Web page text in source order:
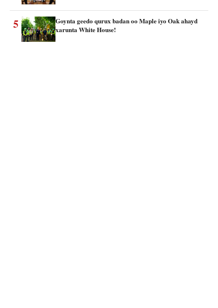
5
Goynta geedo qurux badan oo Maple iyo Oak ahayd
xarunta White House!